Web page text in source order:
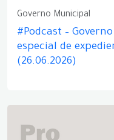
Governo Municipal
#Podcast –
especial de
(26.06.2026)